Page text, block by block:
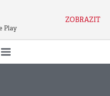
Play
ZOBRAZIT